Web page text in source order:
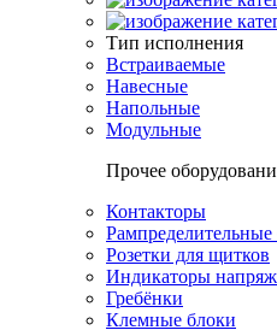
Тип исполнения
Встраиваемые
Навесные
Напольные
Модульные
Прочее
Контакторы
Рампределительные
Розетки для щитков
Индикаторы
Гребёнки
Клемные блоки